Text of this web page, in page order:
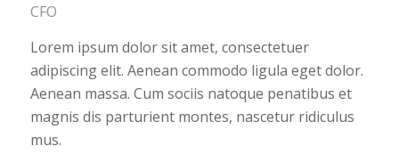
CFO
Lorem ipsum dolor sit amet, consectetuer
adipiscing elit. Aenean commodo ligula eget dolor.
Aenean massa. Cum sociis natoque penatibus et
magnis dis parturient montes, nascetur ridiculus
mus.